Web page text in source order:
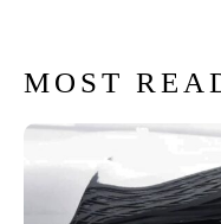
MOST